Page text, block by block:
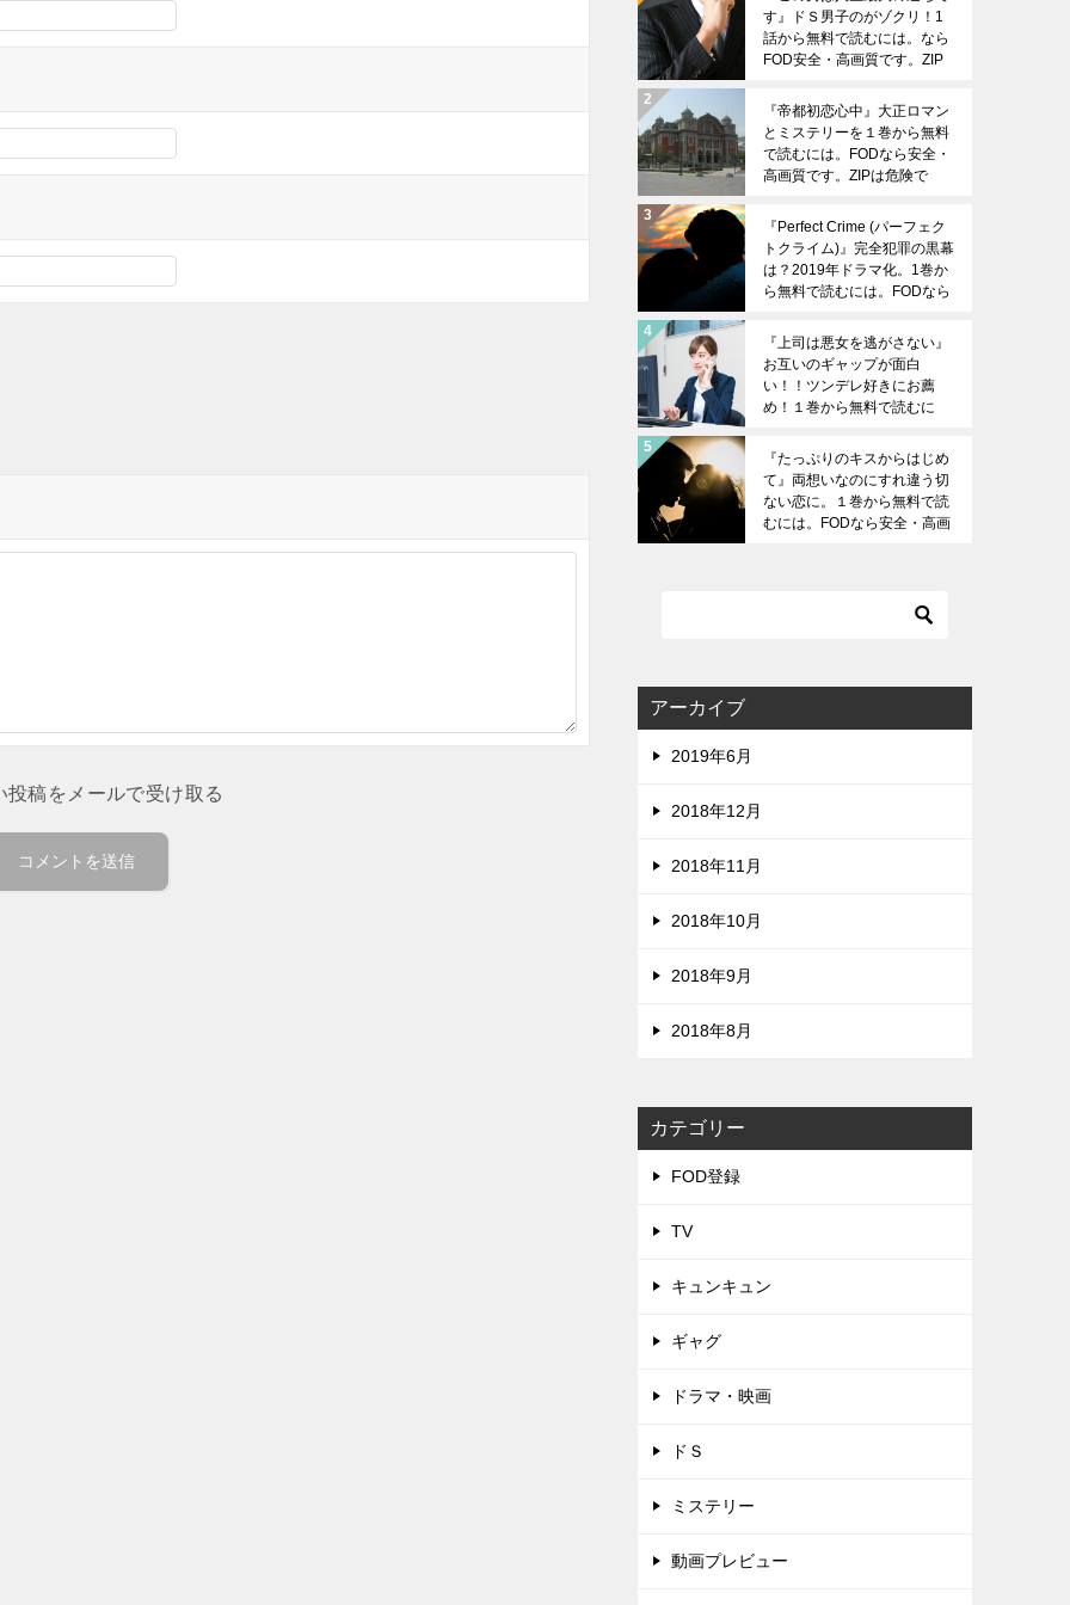
投稿をメールで受け取る
す』ドＳ男子のがゾクリ！1
話から無料で読むには。なら
FOD安全・高画質です。ZIP
『帝都初恋心中』大正ロマン
とミステリーを１巻から無料
で読むには。FODなら安全・
高画質です。ZIPは危険で
『Perfect Crime (パーフェク
トクライム)』完全犯罪の黒幕
は？2019年ドラマ化。1巻か
ら無料で読むには。FODなら
険です。
『上司は悪女を逃がさない』
お互いのギャップが面白
い！！ツンデレ好きにお薦
め！１巻から無料で読むに
す。ZIPは危険です。
『たっぷりのキスからはじめ
て』両想いなのにすれ違う切
ない恋に。１巻から無料で読
むには。FODなら安全・高画
アーカイブ
2019年6月
2018年12月
2018年11月
2018年10月
2018年9月
2018年8月
カテゴリー
FOD登録
TV
キュンキュン
ギャグ
ドラマ・映画
ドＳ
ミステリー
動画プレビュー